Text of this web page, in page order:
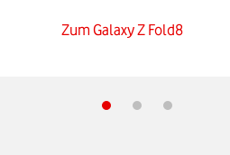
Zum Galaxy Z Fold8